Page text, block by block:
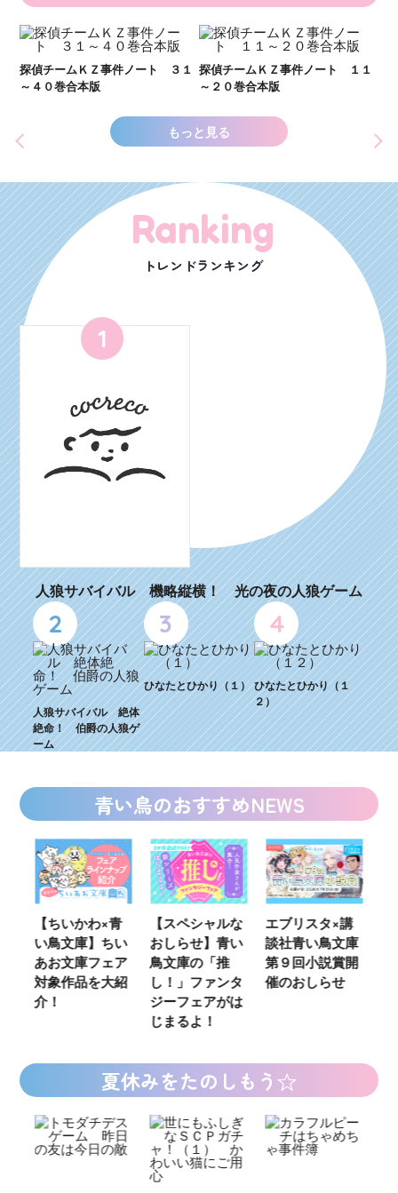
探偵チームＫＺ事件ノート ３１
～４０巻合本版
探偵チームＫＺ事件ノート １１
～２０巻合本版
もっと見る
Ranking
トレンドランキング
1
人狼サバイバル 機略縦横！ 光の夜の人狼ゲーム
2
人狼サバイバル 絶体
絶命！ 伯爵の人狼ゲ
ーム
3
ひなたとひかり（１）
4
ひなたとひかり（１
２）
青い鳥のおすすめNEWS
【スペシャルな
おしらせ】青い
鳥文庫の「推
し！」ファンタ
ジーフェアがは
エブリスタ×講
談社青い鳥文庫
第９回小説賞開
催のおしらせ
【速報】『黒魔
女さんが通
る‼』ついにコ
ミカライズ！
夏休みをたのしもう☆